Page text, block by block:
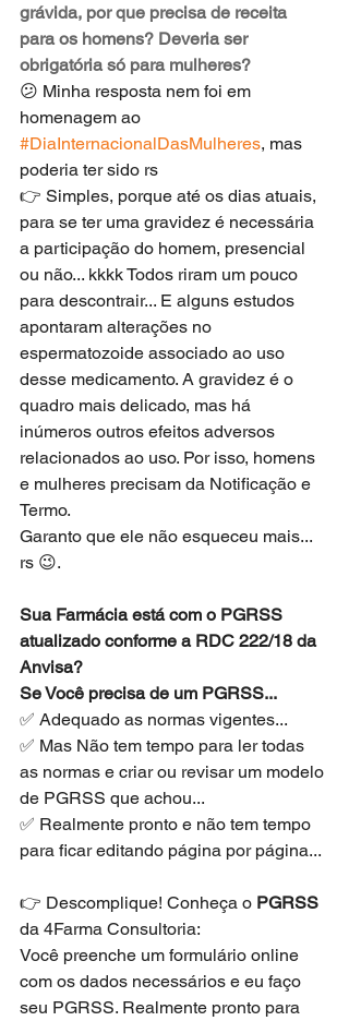
grávida, por que precisa de receita
para os homens? Deveria ser
obrigatória só para mulheres?
😕 Minha resposta nem foi em
homenagem ao
#DiaInternacionalDasMulheres, mas
poderia ter sido rs
👉 Simples, porque até os dias atuais,
para se ter uma gravidez é necessária
a participação do homem, presencial
ou não... kkkk Todos riram um pouco
para descontrair... E alguns estudos
apontaram alterações no
espermatozoide associado ao uso
desse medicamento. A gravidez é o
quadro mais delicado, mas há
inúmeros outros efeitos adversos
relacionados ao uso. Por isso, homens
e mulheres precisam da Notificação e
Termo.
Garanto que ele não esqueceu mais...
rs 😉.
Sua Farmácia está com o PGRSS
atualizado conforme a RDC 222/18 da
Anvisa?
Se Você precisa de um PGRSS...
✅ Adequado as normas vigentes...
✅ Mas Não tem tempo para ler todas
as normas e criar ou revisar um modelo
de PGRSS que achou...
✅ Realmente pronto e não tem tempo
para ficar editando página por página...
👉 Descomplique! Conheça o PGRSS
da 4Farma Consultoria:
Você preenche um formulário online
com os dados necessários e eu faço
seu PGRSS. Realmente pronto para